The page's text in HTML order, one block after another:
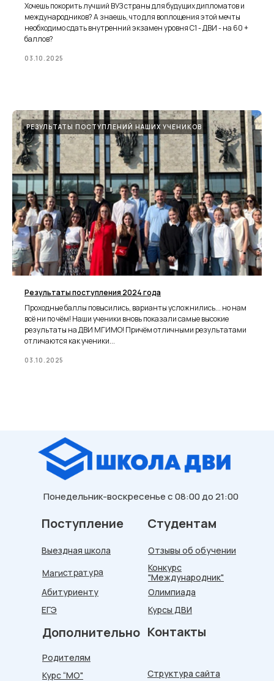
Хочешь покорить лучший ВУЗ страны для будущих дипломатов и
международников? А знаешь, что для воплощения этой мечты
необходимо сдать внутренний экзамен уровня С1 - ДВИ - на 60 +
баллов?
03.10.2025
РЕЗУЛЬТАТЫ ПОСТУПЛЕНИЙ НАШИХ УЧЕНИКОВ
Результаты поступления 2024 года
Проходные баллы повысились, варианты усложнились... но нам
всё ни по чём! Наши ученики вновь показали самые высокие
результаты на ДВИ МГИМО! Причём отличными результатами
отличаются как ученики...
03.10.2025
Выездная школа
Магистратура
ЕГЭ
Абитуриенту
Родителям
Поступление
Дополнительно Контакты
Структура сайта
Понедельник-воскресенье с 08:00 до 21:00
Курс “МО"
Курсы ДВИ
Олимпиада
Отзывы об обучении
Студентам
Конкурс
"Международник"